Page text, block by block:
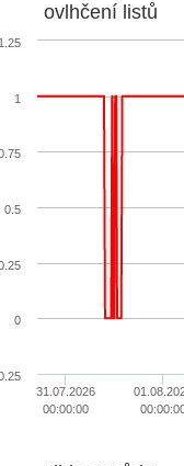
ovlhčení listů
31.07.2026
00:00:00
0
0.5
1
1.25